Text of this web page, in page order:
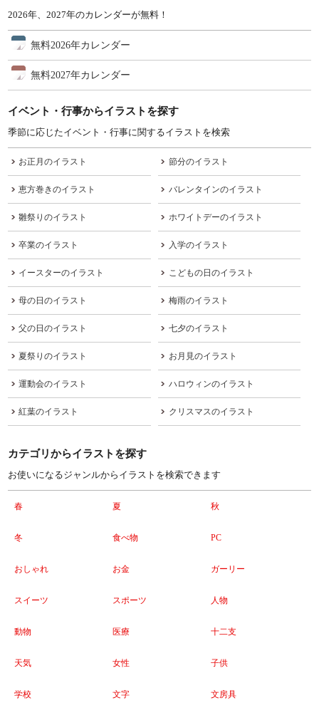
2026年、2027年のカレンダーが無料！
無料2026年カレンダー
無料2027年カレンダー
イベント・行事からイラストを探す
季節に応じたイベント・行事に関するイラストを検索
お正月のイラスト 節分のイラスト
恵方巻きのイラスト バレンタインのイラスト
雛祭りのイラスト ホワイトデーのイラスト
卒業のイラスト 入学のイラスト
イースターのイラスト こどもの日のイラスト
母の日のイラスト 梅雨のイラスト
父の日のイラスト 七夕のイラスト
夏祭りのイラスト お月見のイラスト
運動会のイラスト ハロウィンのイラスト
紅葉のイラスト クリスマスのイラスト
カテゴリからイラストを探す
お使いになるジャンルからイラストを検索できます
春 夏 秋
冬 食べ物 PC
おしゃれ お金 ガーリー
スイーツ スポーツ 人物
動物 医療 十二支
天気 女性 子供
学校 文字 文房具